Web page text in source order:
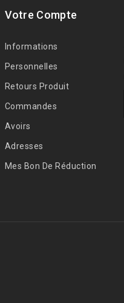
Votre Compte
Informations
Personnelles
Retours Produit
Commandes
Avoirs
Adresses
Mes Bon De Réduction